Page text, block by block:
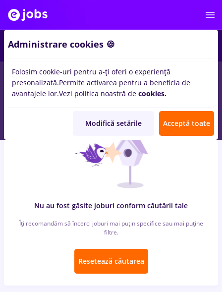
locuri de muncacu salarii ingrijitoare, Full time
NapocapentruStudent, Entry-Level (< 2 ani)inTransport /
Distributie, Medicina / Sanatate
Nu au fost găsite joburi conform căutării tale
Îți recomandăm să încerci joburi mai puțin specifice sau mai puține
filtre.
Resetează căutarea
Administrare cookies 🍪
Folosim cookie-uri pentru a-ți oferi o experiență
presonalizată.Permite activarea pentru a beneficia de
avantajele lor.Vezi politica noastră de cookies.
Modifică setările Acceptă toate